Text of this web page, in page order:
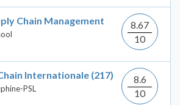
Chain Management
8.67
10
Internationale (217)
PSL
8.6
10